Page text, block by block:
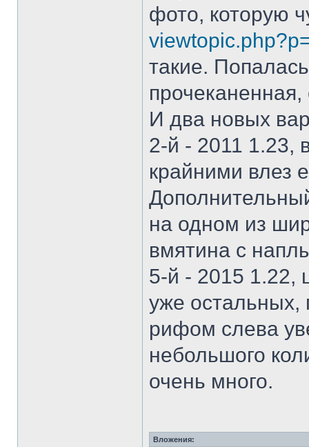
фото, которую
такие.
И два новых
2-й - 2011 1.23,
крайними влез
на одном из
вмятина с
5-й - 2015 1.22,
уже
рифом слева
небольшого
очень много.
Вложения: